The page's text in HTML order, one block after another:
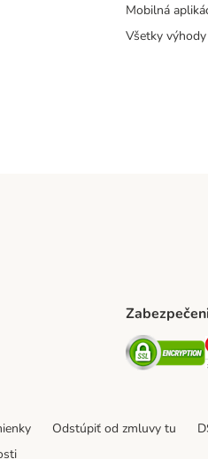
Mobilná
Všetky výhody
Odstúpiť od zmluvy tu